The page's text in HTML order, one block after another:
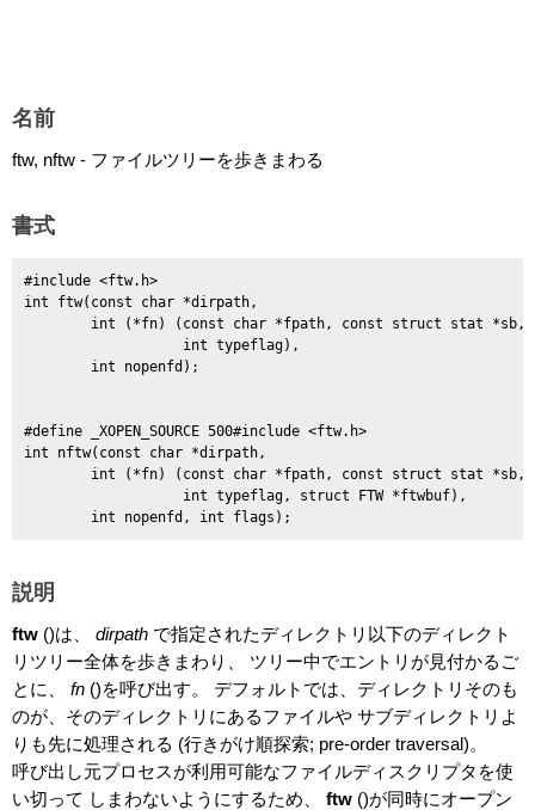
名前
ftw, nftw - ファイルツリーを歩きまわる
書式
#include <ftw.h>
int ftw(const char *dirpath,
        int (*fn) (const char *fpath, const struct stat *sb,
                   int typeflag),
#define _XOPEN_SOURCE 500#include <ftw.h>
int nftw(const char *dirpath,
        int (*fn) (const char *fpath, const struct stat *sb,
                   int typeflag, struct FTW *ftwbuf),
        int nopenfd, int flags);
説明
ftw ()は、 dirpath で指定されたディレクトリ以下のディレクト
リツリー全体を歩きまわり、 ツリー中でエントリが見付かるご
とに、 fn ()を呼び出す。 デフォルトでは、ディレクトリそのも
のが、そのディレクトリにあるファイルや サブディレクトリよ
りも先に処理される (行きがけ順探索; pre-order traversal)。
呼び出し元プロセスが利用可能なファイルディスクリプタを使
い切って しまわないようにするため、 ftw ()が同時にオープン